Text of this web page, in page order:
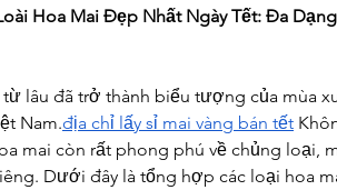
Hoa Mai Đẹp Nhất Ngày Tết: Đa
từ lâu đã trở thành biểu tượng của mùa
Nam.địa chỉ lấy sỉ mai vàng bán tết
mai còn rất phong phú về chủng loại,
Dưới đây là tổng hợp các loại hoa